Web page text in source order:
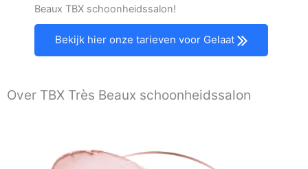
Beaux TBX schoonheidssalon!
Bekijk hier onze tarieven voor Gelaat
Over TBX Très Beaux schoonheidssalon